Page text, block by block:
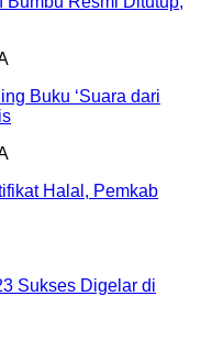
Buku ‘Suara dari
Halal, Pemkab
Sukses Digelar di